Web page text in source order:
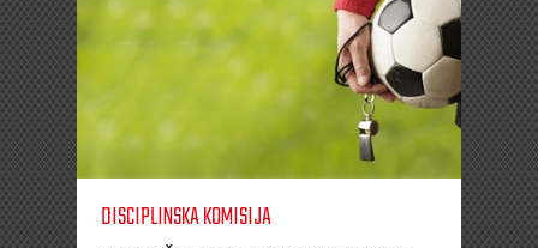
DISCIPLINSKA KOMISIJA